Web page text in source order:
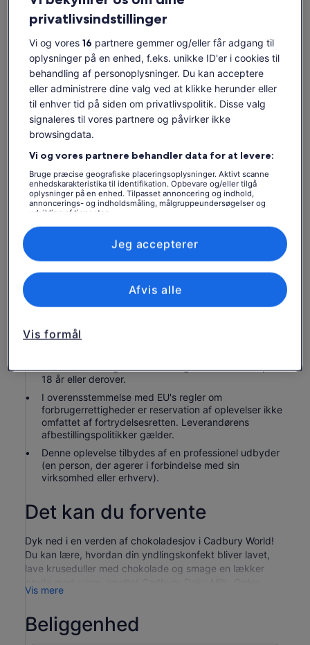
Datoer
søn. d. 9. aug. - søn. d. 23. aug.
Rejsende
1 voksen
søn. 9. aug.
-
man. 10. aug.
-
tir. 11. aug.
-
ons. 12. aug.
Se billetter
Indholdet på denne side kan være maskinoversat
Se originalteksten (på engelsk)
Giv os feedback om oversættelsen Åbner
i
en
ny
Hvad er inkluderet, og hvad
er ikke
Godt at vide, før du booker
Afsæt venligst to timer til dit besøg
18 år eller derover.
I overensstemmelse med EU's regler om
forbrugerrettigheder er reservation af oplevelser ikke
omfattet af fortrydelsesretten. Leverandørens
afbestillingspolitikker gælder.
Denne oplevelse tilbydes af en professionel udbyder
(en person, der agerer i forbindelse med sin
virksomhed eller erhverv).
Det kan du forvente
Dyk ned i en verden af chokoladesjov i Cadbury World!
Du kan lære, hvordan din yndlingskonfekt bliver lavet,
lave kruseduller med chokolade og smage en lækker
kakaobønnens oprindelse og historien om nationens
vores helt nye Cadbury Chocolate Quest-forlystelse!
Desuden vil en lang række Cadbury-figurer tage dig med
Vis mere
Beliggenhed
privatlivsindstillinger
Vi og vores 16 partnere gemmer og/eller får adgang til
oplysninger på en enhed, f.eks. unikke ID'er i cookies til
behandling af personoplysninger. Du kan acceptere
eller administrere dine valg ved at klikke herunder eller
til enhver tid på siden om privatlivspolitik. Disse valg
signaleres til vores partnere og påvirker ikke
browsingdata.
Vi og vores partnere behandler data for at levere:
Bruge præcise geografiske placeringsoplysninger. Aktivt scanne
enhedskarakteristika til identifikation. Opbevare og/eller tilgå
oplysninger på en enhed. Tilpasset annoncering og indhold,
annoncerings- og indholdsmåling, målgruppeundersøgelser og
udvikling af tjenester.
Liste over partnere (leverandører)
Vis formål
Afvis alle
Jeg accepterer